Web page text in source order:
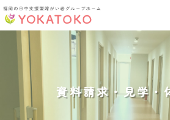
資料請求・見学・